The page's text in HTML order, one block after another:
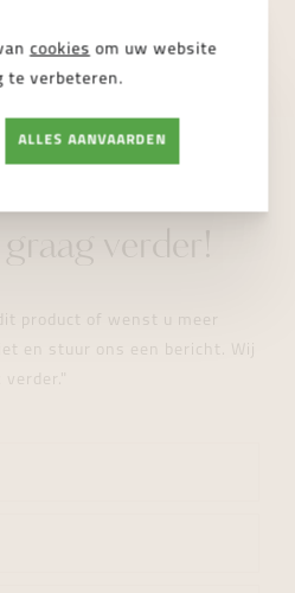
verder!
product of wenst u meer
en stuur ons een bericht. Wij
cookies om uw website
te verbeteren.
ALLES AANVAARDEN